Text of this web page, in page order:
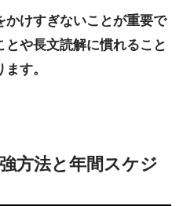
かけすぎないことが重要で
とや長文読解に慣れること
す。
方法と年間スケジ